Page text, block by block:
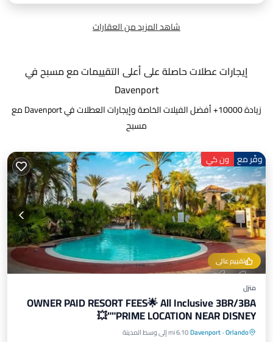
شاهد المزيد من العقارات
إيجارات عطلات حاصلة على أعلى التقييمات مع مسبح في
Davenport
زيادة10000
+ أفضل الفيلات الخاصة وإيجارات العطلات في Davenport مع
مسبح
تقييم عالي
وفّر مع ون كي
منزل
OWNER PAID RESORT FEES🌟 All Inclusive 3BR/3BA
"PRIME LOCATION NEAR DISNEY"💥
Orlando
·
Davenport6.10 mi إلى وسط المدينة
مواجه للمحيط
حوض استحمام ساخن